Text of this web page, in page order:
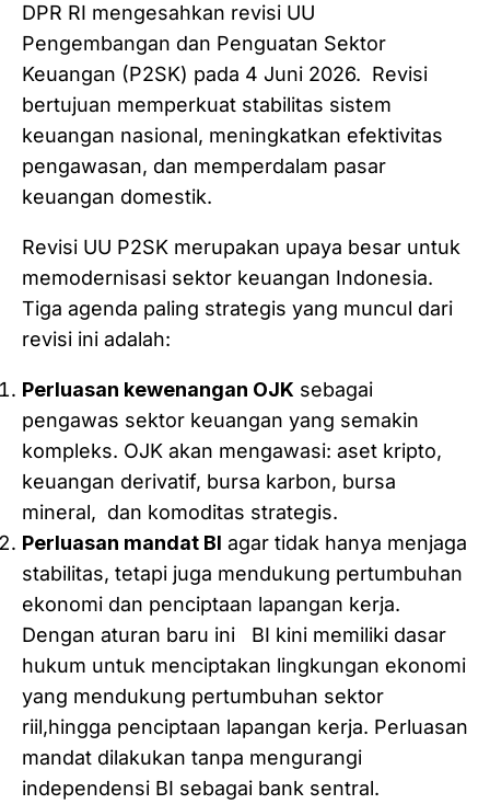
DPR RI mengesahkan revisi UU
Pengembangan dan Penguatan Sektor
Keuangan (P2SK) pada 4 Juni 2026. Revisi
bertujuan memperkuat stabilitas sistem
keuangan nasional, meningkatkan efektivitas
pengawasan, dan memperdalam pasar
keuangan domestik.
Revisi UU P2SK merupakan upaya besar untuk
memodernisasi sektor keuangan Indonesia.
Tiga agenda paling strategis yang muncul dari
revisi ini adalah:
Perluasan kewenangan OJK sebagai
pengawas sektor keuangan yang semakin
kompleks. OJK akan mengawasi: aset kripto,
keuangan derivatif, bursa karbon, bursa
mineral, dan komoditas strategis.
Perluasan mandat BI agar tidak hanya menjaga
stabilitas, tetapi juga mendukung pertumbuhan
ekonomi dan penciptaan lapangan kerja.
Dengan aturan baru ini BI kini memiliki dasar
hukum untuk menciptakan lingkungan ekonomi
yang mendukung pertumbuhan sektor
riil,hingga penciptaan lapangan kerja. Perluasan
mandat dilakukan tanpa mengurangi
independensi BI sebagai bank sentral.